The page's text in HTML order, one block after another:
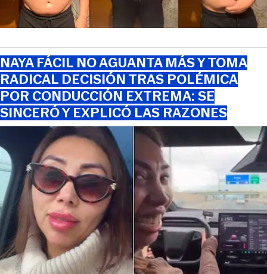
NAYA FÁCIL NO AGUANTA MÁS Y TOMA
RADICAL DECISIÓN TRAS POLÉMICA
POR CONDUCCIÓN EXTREMA: SE
SINCERÓ Y EXPLICÓ LAS RAZONES